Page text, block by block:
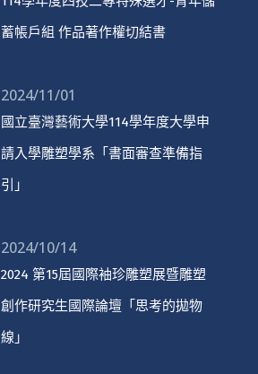
蓄帳戶組 作品著作權切結書
2024/11/01
國立臺灣藝術大學114學年度大學申
請入學雕塑學系「書面審查準備指
引」
2024/10/14
2024 第15屆國際袖珍雕塑展暨雕塑
創作研究生國際論壇「思考的拋物
線」